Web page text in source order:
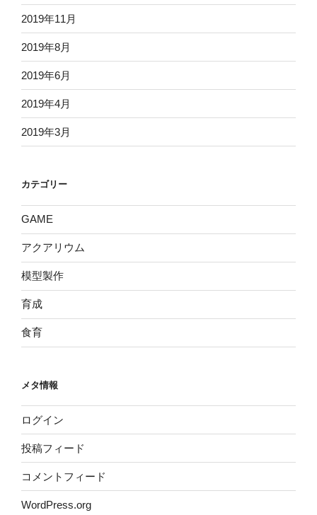
2019年11月
2019年8月
2019年6月
2019年4月
2019年3月
カテゴリー
GAME
アクアリウム
模型製作
育成
食育
メタ情報
ログイン
投稿フィード
コメントフィード
WordPress.org